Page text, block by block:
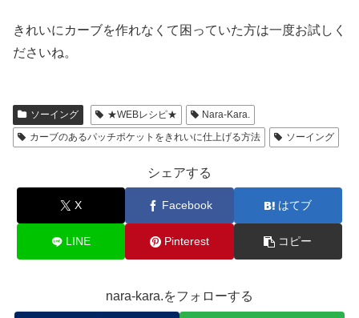
きれいにカーブを作れなくて困っていた方は一度お試しく
ださいね。
ソーイング ★WEBレシピ★
Nara-Kara.
カーブのあるパッチポケットをきれいに仕上げる方法
ソーイング
シェアする
X Facebook はてブ
LINE Pinterest コピー
nara-kara.をフォローする